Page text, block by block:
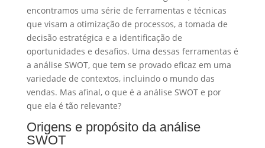
encontramos uma série de ferramentas e técnicas
que visam a otimização de processos, a tomada de
decisão estratégica e a identificação de
oportunidades e desafios. Uma dessas ferramentas é
a análise SWOT, que tem se provado eficaz em uma
variedade de contextos, incluindo o mundo das
vendas. Mas afinal, o que é a análise SWOT e por
que ela é tão relevante?
Origens e propósito da análise
SWOT